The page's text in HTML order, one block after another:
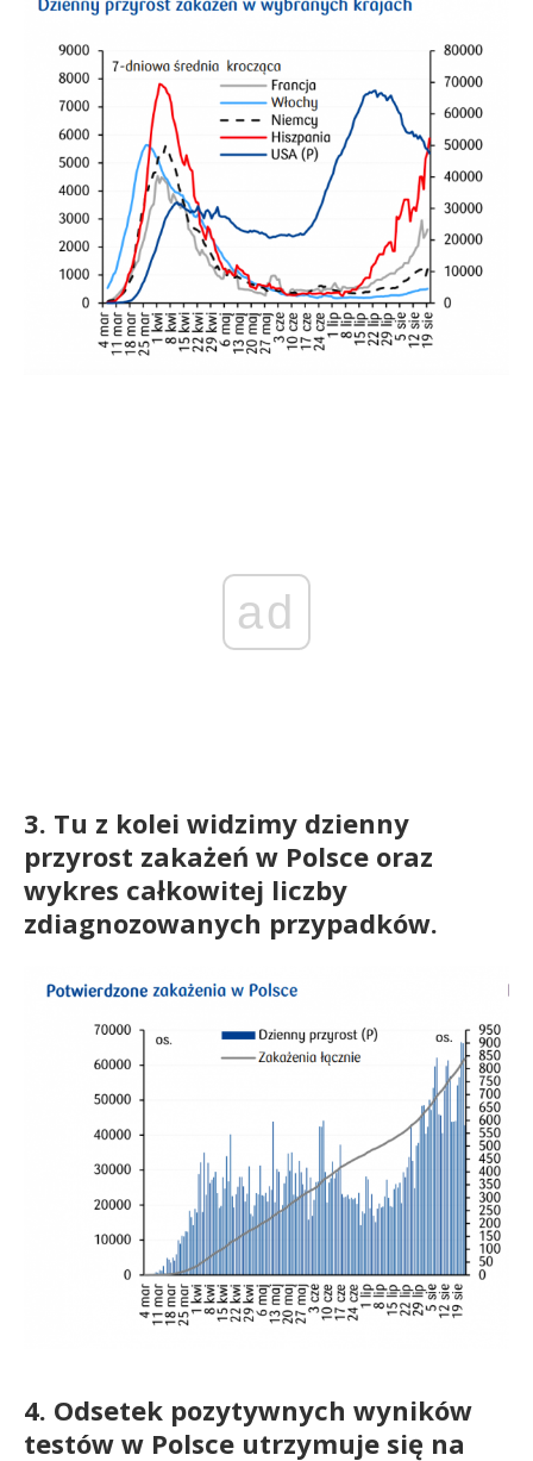
ad
3. Tu z kolei widzimy dzienny
przyrost zakażeń w Polsce oraz
wykres całkowitej liczby
zdiagnozowanych przypadków.
4. Odsetek pozytywnych wyników
testów w Polsce utrzymuje się na